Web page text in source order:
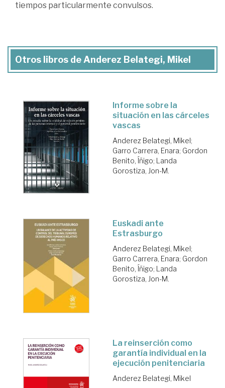
tiempos particularmente convulsos.
Otros libros de Anderez Belategi, Mikel
Informe sobre la
situación en las cárceles
vascas
Anderez Belategi, Mikel;
Garro Carrera, Enara; Gordon
Benito, Íñigo; Landa
Gorostiza, Jon-M.
Euskadi ante
Estrasburgo
Anderez Belategi, Mikel;
Garro Carrera, Enara; Gordon
Benito, Íñigo; Landa
Gorostiza, Jon-M.
La reinserción como
garantía individual en la
ejecución penitenciaria
Anderez Belategi, Mikel